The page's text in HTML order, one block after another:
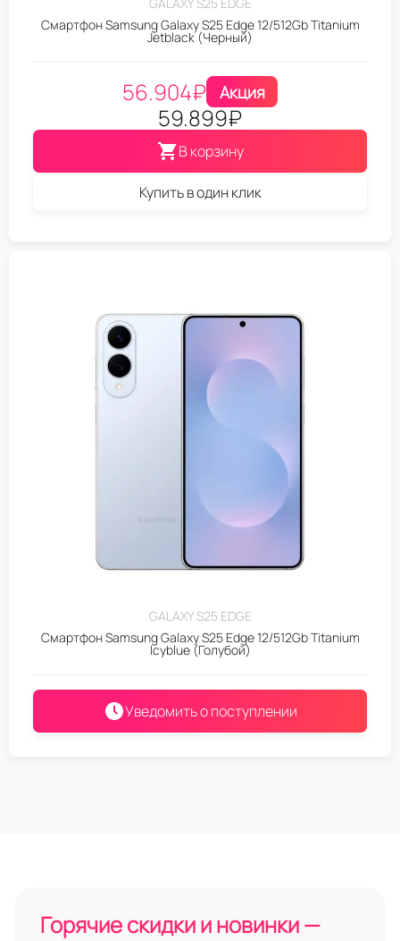
Смартфон Samsung Galaxy S25 Edge 12/512Gb Titanium
Jetblack (Черный)
56.904₽ Акция
59.899₽
В корзину
Купить в один клик
GALAXY S25 EDGE
Смартфон Samsung Galaxy S25 Edge 12/512Gb Titanium
Icyblue (Голубой)
Уведомить о поступлении
Горячие скидки и новинки —